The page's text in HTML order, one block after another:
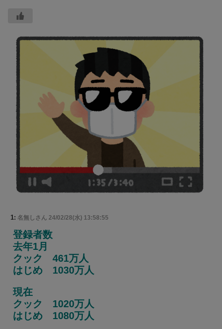
1: 名無しさん 24/02/28(水) 13:58:55
登録者数
去年1月
クック 461万人
はじめ 1030万人
現在
クック 1020万人
はじめ 1080万人